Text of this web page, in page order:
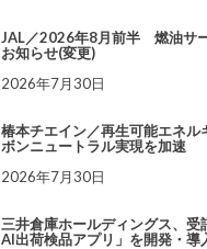
JAL／2026年8月前半 燃油サ
お知らせ(変更)
2026年7月30日
椿本チエイン／再生可能エネル
ボンニュートラル実現を加速
2026年7月30日
三井倉庫ホールディングス、受
AI出荷検品アプリ」を開発・導